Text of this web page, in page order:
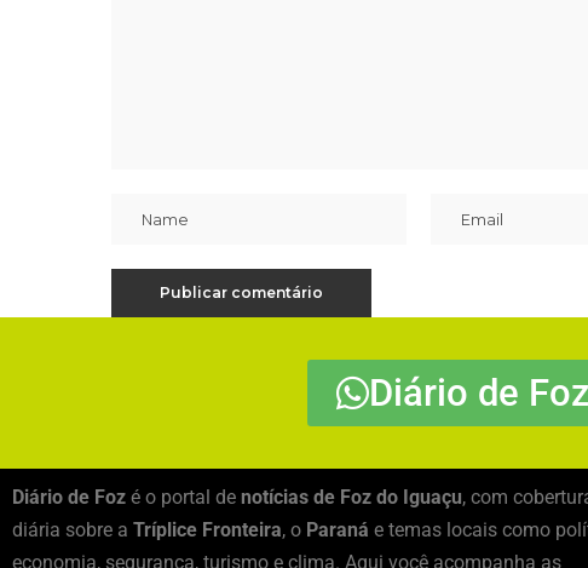
Diário de
Diário de Foz é o portal de notícias de Foz do Iguaçu, com
diária sobre a Tríplice Fronteira, o Paraná e temas locais como
economia, segurança, turismo e clima. Aqui você acompanha as